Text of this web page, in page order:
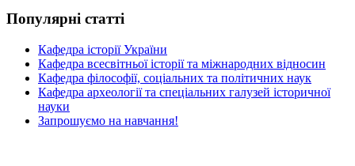
Популярні статті
Кафедра історії України
Кафедра всесвітньої історії та міжнародних відносин
Кафедра філософії, соціальних та політичних наук
Кафедра археології та спеціальних галузей історичної
науки
Запрошуємо на навчання!